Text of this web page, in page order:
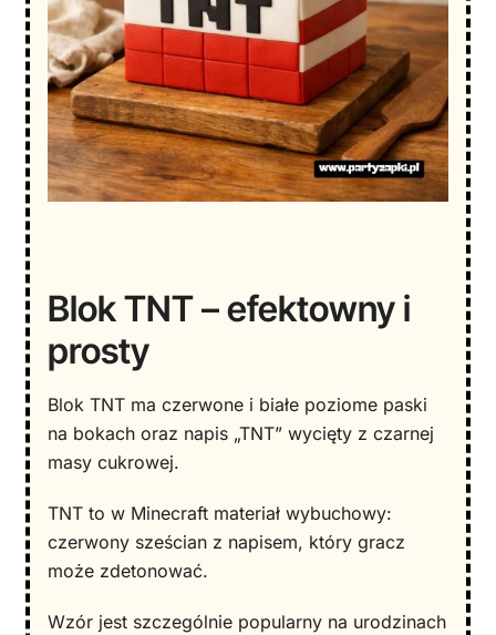
Blok TNT – efektowny i
prosty
Blok TNT ma czerwone i białe poziome paski
na bokach oraz napis „TNT” wycięty z czarnej
masy cukrowej.
TNT to w Minecraft materiał wybuchowy:
czerwony sześcian z napisem, który gracz
może zdetonować.
Wzór jest szczególnie popularny na urodzinach